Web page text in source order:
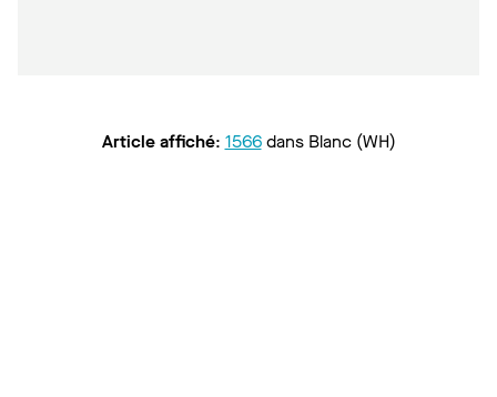
Article affiché: 1566 dans Blanc (WH)